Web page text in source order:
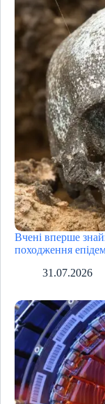
Вчені вперше
походження
31.07.2026